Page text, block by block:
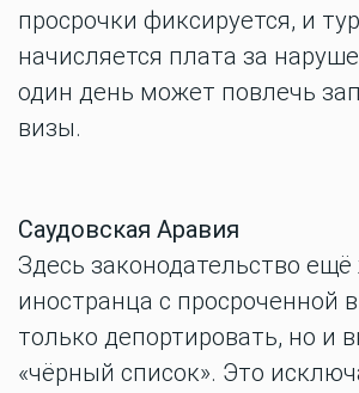
просрочки фиксируется, и
начисляется плата за
один день может повлечь
визы.
Саудовская Аравия
Здесь законодательство ещё
иностранца с просроченной
только депортировать, но и
«чёрный список». Это